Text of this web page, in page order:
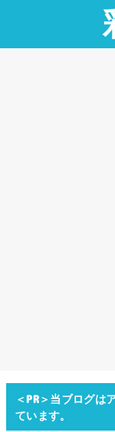
＜PR＞当ブログは
ています。